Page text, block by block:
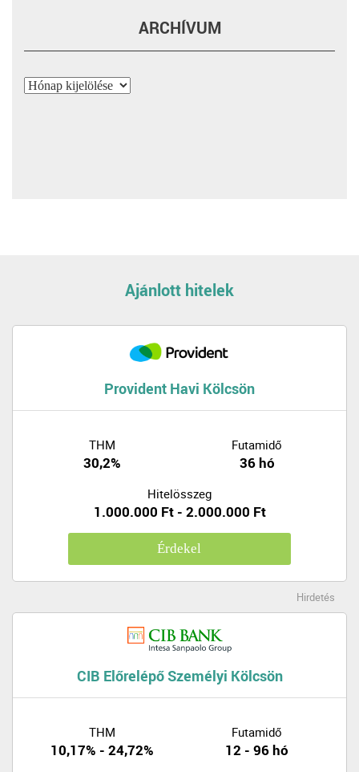
ARCHÍVUM
Archívum
Ajánlott hitelek
Provident Havi Kölcsön
THM
30,2%
Futamidő
36 hó
Hitelösszeg
1.000.000 Ft - 2.000.000 Ft
Érdekel
Hirdetés
CIB Előrelépő Személyi Kölcsön
THM
10,17% - 24,72%
Futamidő
12 - 96 hó